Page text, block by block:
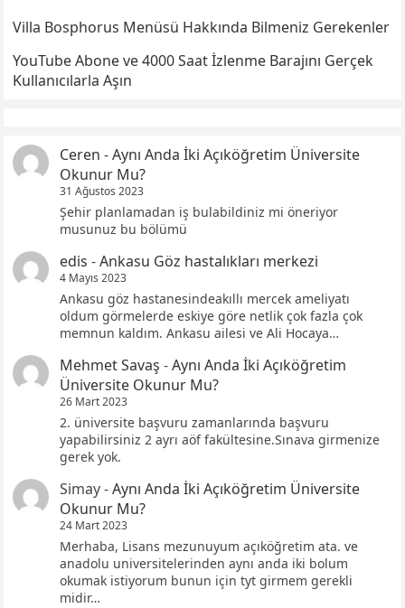
Villa Bosphorus Menüsü Hakkında Bilmeniz Gerekenler
YouTube Abone ve 4000 Saat İzlenme Barajını Gerçek
Kullanıcılarla Aşın
Ceren -Aynı Anda İki Açıköğretim Üniversite
Okunur Mu?
31 Ağustos 2023
Şehir planlamadan iş bulabildiniz mi öneriyor
musunuz bu bölümü
edis -Ankasu Göz hastalıkları merkezi
4 Mayıs 2023
Ankasu göz hastanesindeakıllı mercek ameliyatı
oldum görmelerde eskiye göre netlik çok fazla çok
memnun kaldım. Ankasu ailesi ve Ali Hocaya…
Mehmet Savaş -Aynı Anda İki Açıköğretim
Üniversite Okunur Mu?
26 Mart 2023
2. üniversite başvuru zamanlarında başvuru
yapabilirsiniz 2 ayrı aöf fakültesine.Sınava girmenize
gerek yok.
Simay-Aynı Anda İki Açıköğretim Üniversite
Okunur Mu?
24 Mart 2023
Merhaba, Lisans mezunuyum açıköğretim ata. ve
anadolu universitelerinden aynı anda iki bolum
okumak istiyorum bunun için tyt girmem gerekli
midir…